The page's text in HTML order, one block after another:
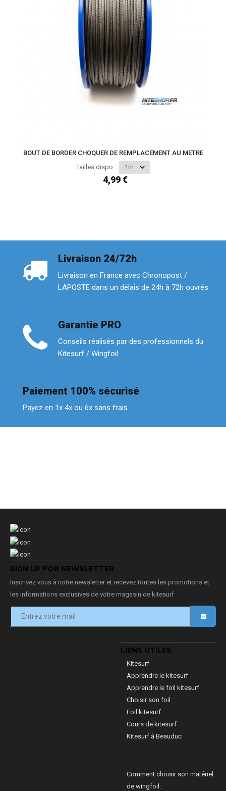
BOUT DE BORDER CHOQUER DE REMPLACEMENT AU METRE
Tailles dispo. :
4,99 €
Livraison 24/72h
Livraison en France avec Chronopost /
LAPOSTE dans un délais de 24h à 72h ouvrés.
Garantie PRO
Conseils réalisés par des professionnels du
Kitesurf / Wingfoil
Paiement 100% sécurisé
Payez en 1x 4x ou 6x sans frais.
SIGN UP FOR NEWSLETTER
Inscrivez vous à notre newsletter et recevez toutes les promotions et
les informations exclusives de votre magasin de kitesurf
LIENS UTILES
Kitesurf
Apprendre le kitesurf
Apprendre le foil kitesurf
Choisir son foil
Foil kitesurf
Cours de kitesurf
Kitesurf à Beauduc
Comment choisir son matériel
de wingfoil :